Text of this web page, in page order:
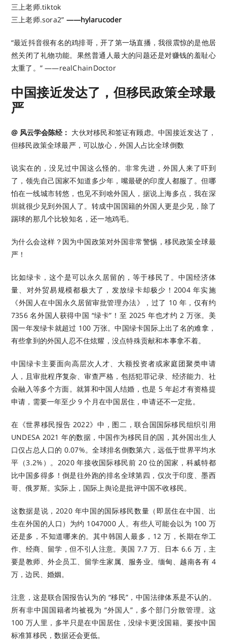
三上老师.tiktok
三上老师.sora2” ——hylarucoder ​​​
“最近抖音很有名的鸡排哥，开了第一场直播，我很震惊的是他居
然关闭了礼物功能。果然普通人最大的问题还是对赚钱的羞耻心
太重了。” ——realChainDoctor
中国接近发达了，但移民政策全球最
严
@ 风云学会陈经： 大伙对移民和签证有顾虑。中国接近发达了，
但移民政策全球最严，可以放心，外国人占比全球倒数
说实在的，没见过中国这么怪的。非常先进，外国人来了吓到
了，领先自己国家不知道多少年，嘴最硬的印度人都服了。但哪
怕在一线城市转悠，也见不到啥外国人，据说上海多点，我在深
圳就很少见到外国人了。转成中国国籍的外国人更是少见，除了
踢球的那几个比较知名，还一地鸡毛。
为什么会这样？因为中国政策对外国非常警惕，移民政策全球最
严！
比如绿卡，这个是可以永久居留的，等于移民了。中国经济体
量、对外贸易规模都极大了，发放绿卡却极少！2004 年实施
《外国人在中国永久居留审批管理办法》，过了 10 年，仅有约
7356 名外国人获得中国 “绿卡”！至 2025 年也才约 2 万张。美
国一年发绿卡就超过 100 万张。中国绿卡国际上出了名的难拿，
有些拿到的外国人忍不住炫耀，没点特殊贡献和本事拿不着。
中国绿卡主要面向高层次人才、大额投资者或家庭团聚类申请
人，且审批程序复杂、审查严格，包括犯罪记录、经济能力、社
会融入等多个方面。就算和中国人结婚，也是 5 年起才有资格提
申请，需要一年至少 9 个月在中国居住，申请还不一定批。
在《世界移民报告 2022》中，图二，联合国国际移民组织引用
UNDESA 2021 年的数据，中国作为移民目的国，其外国出生人
口仅占总人口的 0.07%。全球排名倒数第六，远低于世界平均水
平（3.2%）。2020 年接收国际移民前 20 位的国家，科威特都
比中国多得多！倒是往外跑的排名全球第四，仅次于印度、墨西
哥、俄罗斯。实际上，国际上舆论是批评中国不收移民。
这数据是说，2020 年中国的国际移民数量（即居住在中国、出
生在外国的人口）为约 1047000 人。有些人可能会以为 100 万
还是多，不知道哪来的。其中韩国人最多，12 万，长期在华工
作、经商、留学，但不引人注意。美国 7.7 万、日本 6.6 万，主
要是教师、外企员工、留学生家属、服务业。缅甸、越南各有 4
万，边民、婚姻。
注意，这是联合国报告认为的 “移民”，中国法律体系是不认的。
所有非中国国籍者均被视为 “外国人”，多个部门分散管理。这
100 万人里，多半只是在中国居住，没绿卡更没国籍。要按中国
标准算移民，数据还会更低。